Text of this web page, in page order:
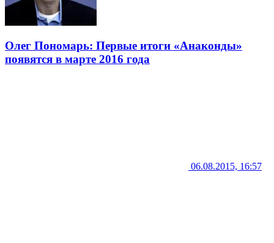
Олег Пономарь: Первые итоги «Анаконды»
появятся в марте 2016 года
06.08.2015, 16:57